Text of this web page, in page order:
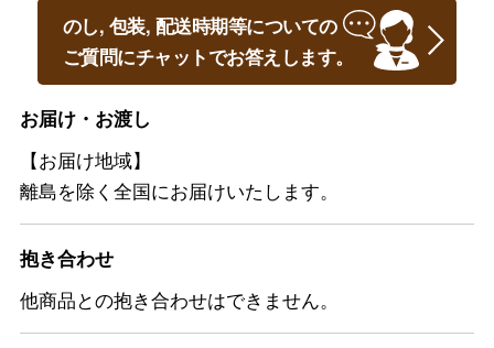
のし, 包装, 配送時期等についての
ご質問にチャットでお答えします。
お届け・お渡し
【お届け地域】
離島を除く全国にお届けいたします。
抱き合わせ
他商品との抱き合わせはできません。